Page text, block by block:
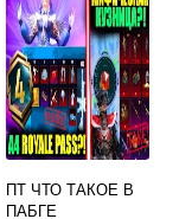
ПТ ЧТО ТАКОЕ В
ПАБГЕ